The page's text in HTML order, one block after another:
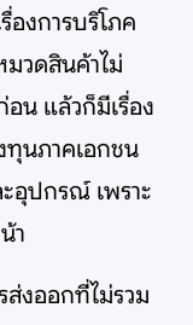
องการบริโภค
มวดสินค้าไม่
อน แล้วก็มีเรื่อง
ทุนภาคเอกชน
อุปกรณ์ เพราะ
า
ส่งออกที่ไม่รวม